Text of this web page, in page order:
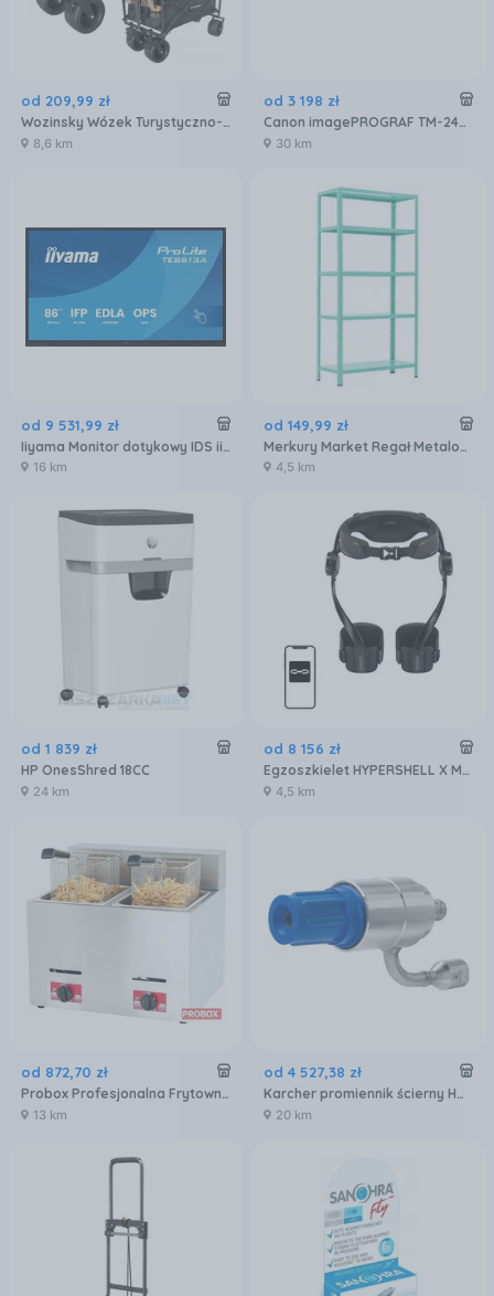
od 209,99 zł
Wozinsky Wózek Turystyczno-Plażowy Wzp-100 100kg System Szybkiego Składania
8,6 km
od 3 198 zł
Canon imagePROGRAF TM-240 bez podstawy (CF6242C003AA)
30 km
od 9 531,99 zł
Iiyama Monitor dotykowy IDS iiyama ProLite TE8613A-B2AG
16 km
od 149,99 zł
Merkury Market Regał Metalowy Magazynowy Rndu30-5 Niebieski 180X90X30Cm -5 Półek/175Kg
4,5 km
od 1 839 zł
HP OnesShred 18CC
24 km
od 8 156 zł
Egzoszkielet HYPERSHELL X Max S
4,5 km
od 872,70 zł
Probox Profesjonalna Frytownica Gazowa, Podwójna Pxtgf-72 (PXTGF72)
13 km
od 4 527,38 zł
Karcher promiennik ścierny HD 18/50 9.917-716.0
20 km